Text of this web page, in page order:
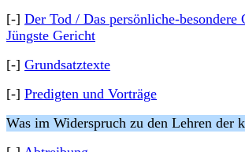
[-] Der Tod / Das persönliche-besondere
Jüngste Gericht
[-] Grundsatztexte
[-] Predigten und Vorträge
Was im Widerspruch zu den Lehren der